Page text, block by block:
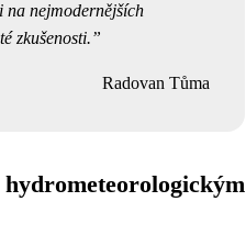
na nejmodernějších
zkušenosti.
Radovan Tůma
hydrometeorologickým